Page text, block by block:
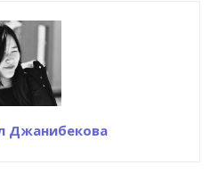
Джанибекова